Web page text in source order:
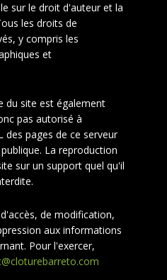
sur le droit d'auteur et la
les droits de
y compris les
et
du site est également
pas autorisé à
des pages de ce serveur
La reproduction
sur un support quel qu'il
de modification,
aux informations
Pour l'exercer,